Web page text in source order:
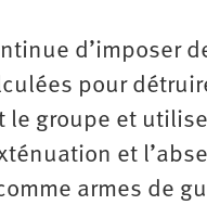
d’imposer
pour
le groupe et
et
armes de